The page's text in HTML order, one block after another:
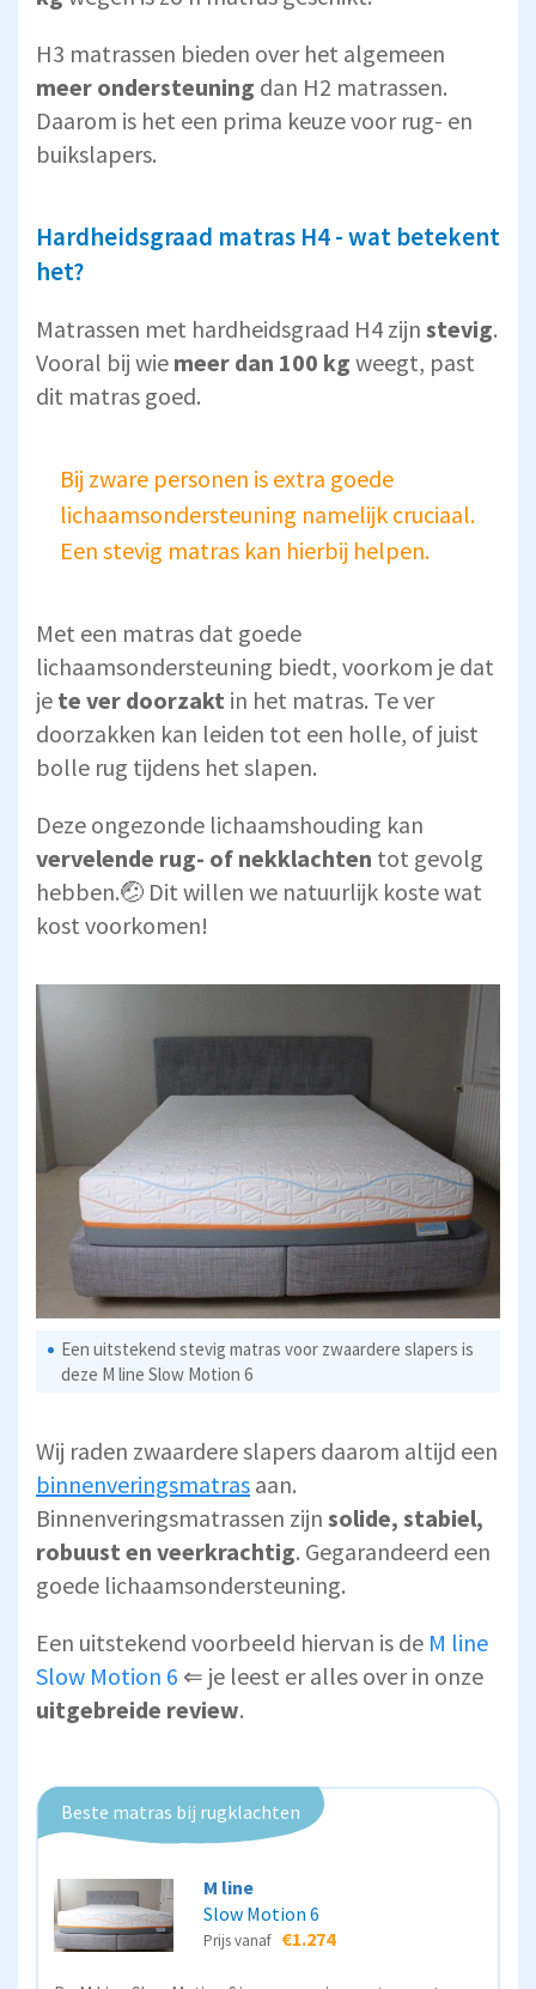
H3 matrassen bieden over het algemeen
meer ondersteuning dan H2 matrassen.
Daarom is het een prima keuze voor rug- en
buikslapers.
Hardheidsgraad matras H4 - wat betekent
het?
Matrassen met hardheidsgraad H4 zijn stevig.
Vooral bij wie meer dan 100 kg weegt, past
dit matras goed.
Bij zware personen is extra goede
lichaamsondersteuning namelijk cruciaal.
Een stevig matras kan hierbij helpen.
Met een matras dat goede
lichaamsondersteuning biedt, voorkom je dat
je te ver doorzakt in het matras. Te ver
doorzakken kan leiden tot een holle, of juist
bolle rug tijdens het slapen.
Deze ongezonde lichaamshouding kan
vervelende rug- of nekklachten tot gevolg
hebben.🤕 Dit willen we natuurlijk koste wat
kost voorkomen!
Een uitstekend stevig matras voor zwaardere slapers is
deze M line Slow Motion 6
Wij raden zwaardere slapers daarom altijd een
binnenveringsmatras aan.
Binnenveringsmatrassen zijn solide, stabiel,
robuust en veerkrachtig. Gegarandeerd een
goede lichaamsondersteuning.
Een uitstekend voorbeeld hiervan is de M line
Slow Motion 6 ⇐ je leest er alles over in onze
uitgebreide review.
Beste matras bij rugklachten
M line
Slow Motion 6
Prijs vanaf €1.274